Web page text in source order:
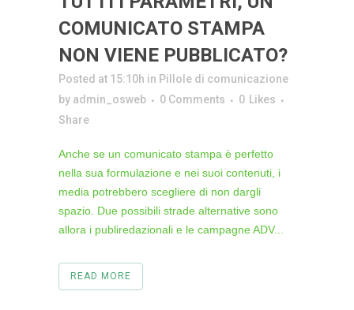
COMUNICATO STAMPA
NON VIENE PUBBLICATO?
Posted at 15:10h in Pillole di comunicazione
by admin_osweb 0 Comments 0 Likes
Share
Anche se un comunicato stampa è perfetto
nella sua formulazione e nei suoi contenuti, i
media potrebbero scegliere di non dargli
spazio. Due possibili strade alternative sono
allora i publiredazionali e le campagne ADV...
READ MORE